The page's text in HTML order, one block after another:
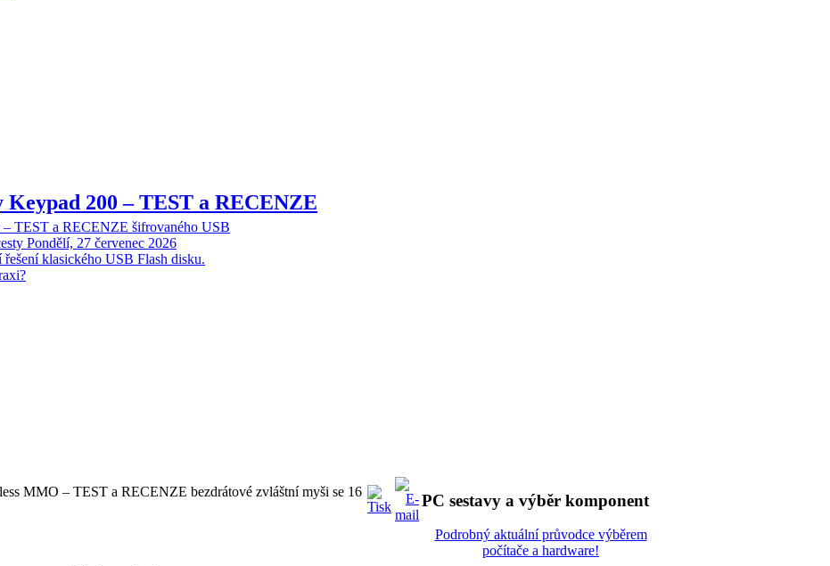
200 – TEST a RECENZE
TEST a RECENZE šifrovaného USB
Pondělí, 27 červenec 2026
klasického USB Flash disku.
MMO – TEST a RECENZE bezdrátové zvláštní myši se 16
PC sestavy a výběr komponent
Podrobný aktuální průvodce výběrem
počítače a hardware!